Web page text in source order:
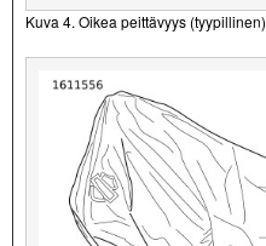
Kuva 4. Oikea peittävyys (tyypillinen)